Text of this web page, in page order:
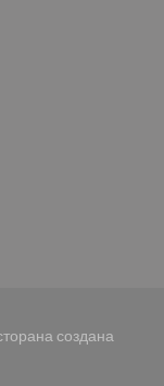
создана
в новом окне))